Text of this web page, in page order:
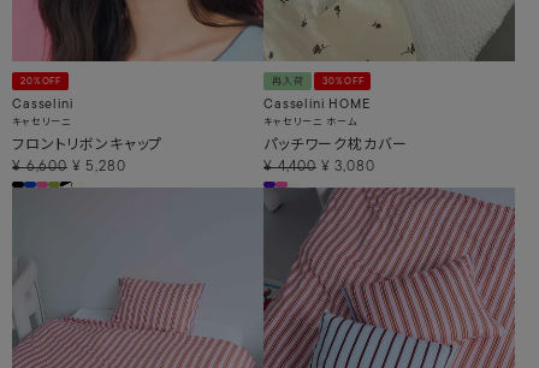
20%OFF
Casselini
キャセリーニ
フロントリボンキャップ
¥ 6,600 ¥ 5,280
再入荷 30%OFF
Casselini HOME
キャセリーニ ホーム
パッチワーク枕カバー
¥ 4,400 ¥ 3,080